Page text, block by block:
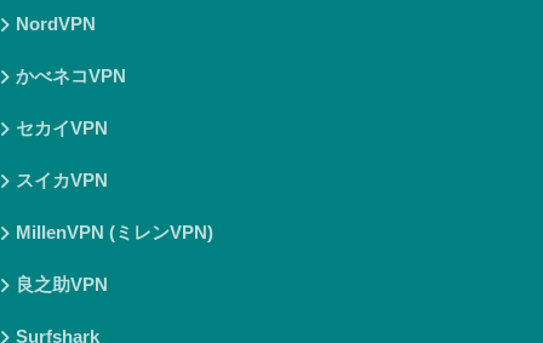
NordVPN
かべネコVPN
セカイVPN
スイカVPN
MillenVPN (ミレンVPN)
良之助VPN
Surfshark